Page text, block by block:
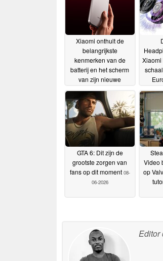
Xiaomi onthult de
belangrijkste
kenmerken van de
batterij en het scherm
van zijn nieuwe
2026
Xiaomi
GTA 6: Dit zijn de
grootste zorgen van
fans op dit moment 08-
06-2026
Video
op
Editor